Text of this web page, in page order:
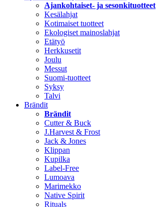
Ajankohtaiset- ja sesonkituotteet
Kesälahjat
Kotimaiset tuotteet
Ekologiset mainoslahjat
Etätyö
Herkkusetit
Joulu
Messut
Suomi-tuotteet
Syksy
Talvi
Brändit
Brändit
Cutter & Buck
J.Harvest & Frost
Jack & Jones
Klippan
Kupilka
Label-Free
Lumoava
Marimekko
Native Spirit
Rituals